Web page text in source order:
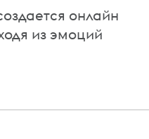
онлайн
из эмоций